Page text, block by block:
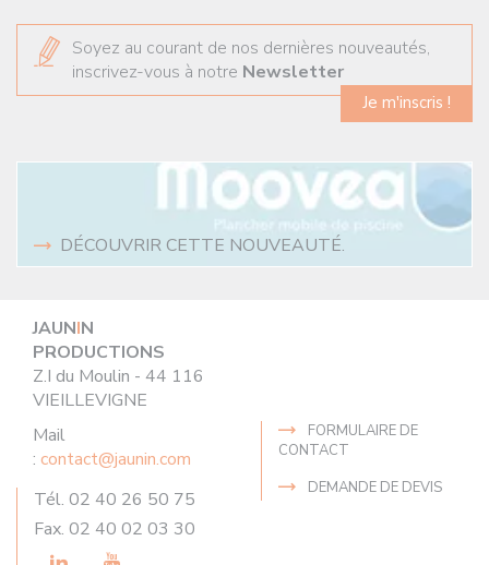
Soyez au courant de nos dernières nouveautés,
inscrivez-vous à notre Newsletter
Je m'inscris !
DÉCOUVRIR CETTE NOUVEAUTÉ.
JAUNIN
PRODUCTIONS
Z.I du Moulin - 44 116
VIEILLEVIGNE
Mail
: contact@jaunin.com
Tél. 02 40 26 50 75
Fax. 02 40 02 03 30
LinkedInYoutube
FORMULAIRE DE
CONTACT
DEMANDE DE DEVIS